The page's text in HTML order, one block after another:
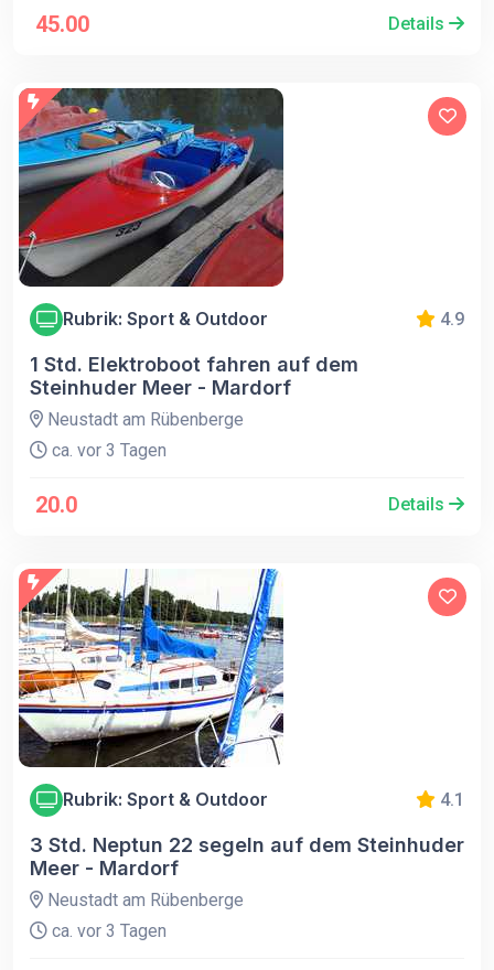
45.00 Details
Rubrik: Sport & Outdoor 4.9
1 Std. Elektroboot fahren auf dem
Steinhuder Meer - Mardorf
Neustadt am Rübenberge
ca. vor 3 Tagen
20.0 Details
Rubrik: Sport & Outdoor 4.1
3 Std. Neptun 22 segeln auf dem Steinhuder
Meer - Mardorf
Neustadt am Rübenberge
ca. vor 3 Tagen